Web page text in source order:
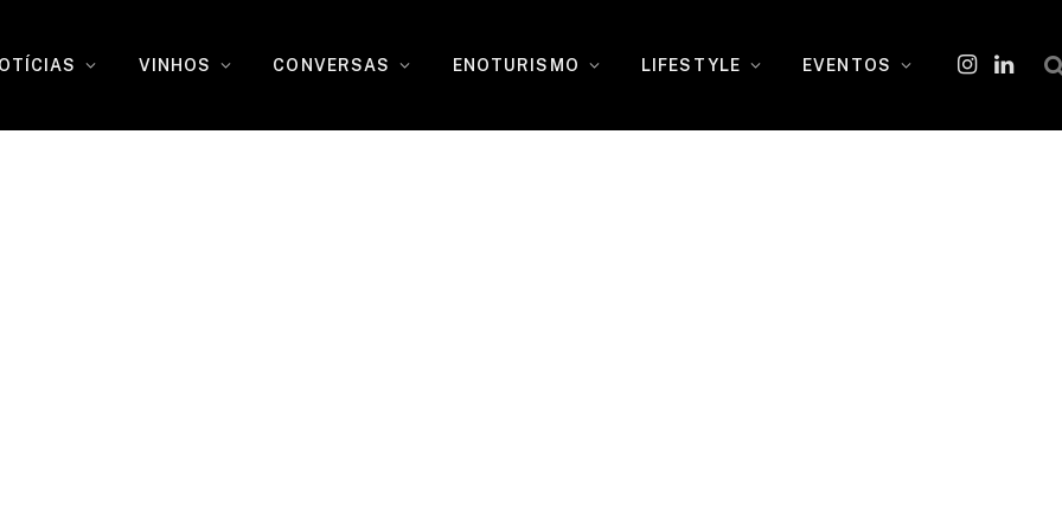
VINHOS CONVERSAS ENOTURISMO LIFESTYLE EVENTOS
Instagram
O